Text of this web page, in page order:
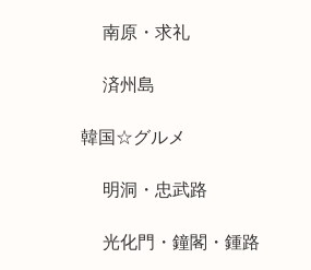
南原・求礼
済州島
韓国☆グルメ
明洞・忠武路
光化門・鐘閣・鍾路